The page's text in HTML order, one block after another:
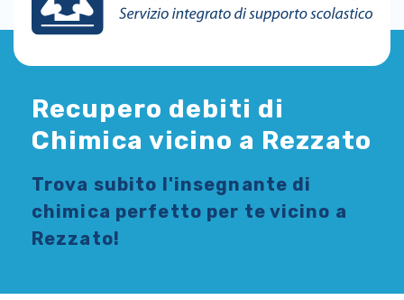
Recupero debiti di
Chimica vicino a Rezzato
Trova subito l'insegnante di
chimica perfetto per te vicino a
Rezzato!